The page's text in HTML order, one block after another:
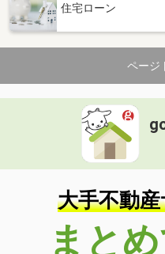
住宅ローン
ページ
大手不動
まと